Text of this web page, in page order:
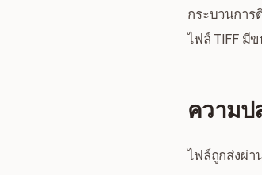
กระบวนการ
ไฟล์ TIFF มี
ความป
ไฟล์ถูกส่งผ่า